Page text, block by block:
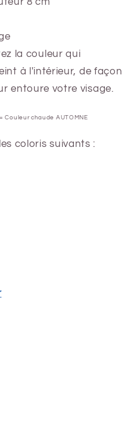
la couleur qui
à l'intérieur, de façon
entoure votre visage.
Couleur chaude AUTOMNE
coloris suivants :